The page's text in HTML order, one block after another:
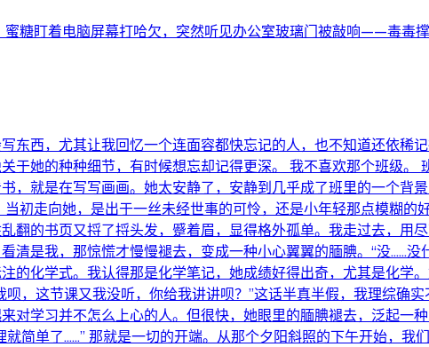
糖盯着电脑屏幕打哈欠，突然听见办公室玻璃门被敲响——毒毒
写东西，尤其让我回忆一个连面容都快忘记的人，也不知道还依
于她的种种细节，有时候想忘却记得更深。 我不喜欢那个班级
，就是在写写画画。她太安静了，安静到几乎成了班里的一个
初走向她，是出于一丝未经世事的可怜，还是小年轻那点模糊
翻的书页又捋了捋头发，蹙着眉，显得格外孤单。我走过去，用
清是我，那惊慌才慢慢褪去，变成一种小心翼翼的腼腆。“没……
的化学式。我认得那是化学笔记，她成绩好得出奇，尤其是化学
，这节课又我没听，你给我讲讲呗？”这话半真半假，我理综确
对学习并不怎么上心的人。但很快，她眼里的腼腆褪去，泛起一
简单了……” 那就是一切的开端。从那个夕阳斜照的下午开始，我